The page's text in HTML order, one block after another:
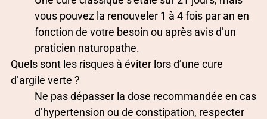
vous pouvez la renouveler 1 à 4 fois par an en
fonction de votre besoin ou après avis d’un
praticien naturopathe.
Quels sont les risques à éviter lors d’une cure
d’argile verte ?
Ne pas dépasser la dose recommandée en cas
d’hypertension ou de constipation, respecter